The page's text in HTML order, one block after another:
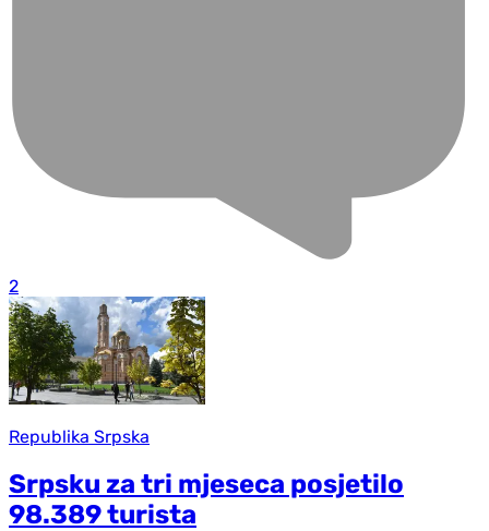
2
Republika Srpska
Srpsku za tri mjeseca posjetilo
98.389 turista